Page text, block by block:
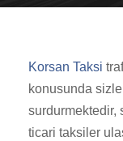
Korsan Taksi
konusunda
surdurmektedir,
ticari taksiler